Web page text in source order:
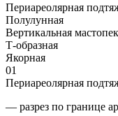
Периареолярная
Полулунная
Вертикальная
Т-образная
Якорная
01
Периареолярная
— разрез по границе